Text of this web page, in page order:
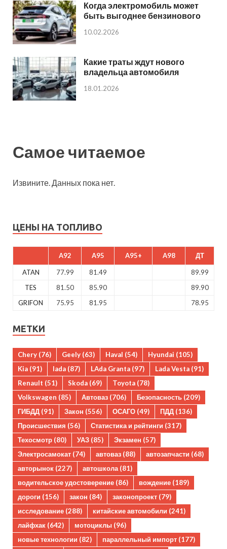
Когда электромобиль может
быть выгоднее бензинового
10.02.2026
Какие траты ждут нового
владельца автомобиля
18.01.2026
Самое читаемое
Извините. Данных пока нет.
ЦЕНЫ НА ТОПЛИВО
A92 A95 A95+ A98 ДТ
ATAN 77.99 81.49
89.99
TES
81.50 85.90
89.90
GRIFON
75.95 81.95 78.95
МЕТКИ
Chery (76) Geely (63) Haval (54) Hyundai (105)
Kia (91) lada (87) LAda Granta (97) Lada Vesta (91)
Renault (51) Skoda (69) Toyota (78)
Volkswagen (85) Автоваз (706) Безопасность (209)
ГИБДД (91) Закон (556) ОСАГО (49) ПДД (136)
Происшествия (56) Статистика и рейтинги (317)
Техосмотр (80) УАЗ (85) Экзамен (57)
Электросамокат (74) автоваз (88) автозапчасти (68)
авторынок (227) автошкола(81)
водительское удостоверение (86) вождение (189)
дороги (156) закон (84) законопроект (79)
исследование (288) китайские автомобили (241)
лайфхак (642) мотоциклы (96)
новые технологии (82) параллельный импорт (177)